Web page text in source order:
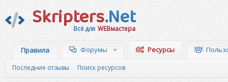
Skripters.Net
Всё для WEBмастера
Правила Форумы Ресурсы
Последние отзывы Поиск ресурсов